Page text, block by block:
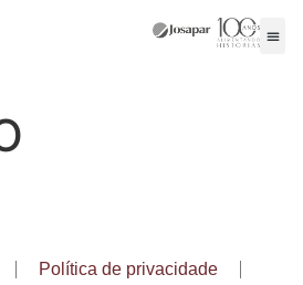
Política de privacidade